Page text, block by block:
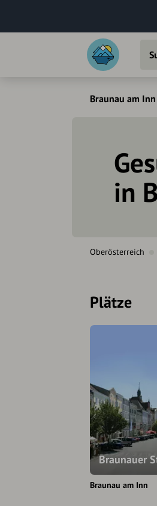
Braunau am Inn
in
Oberösterreich
Plätze
Braunauer
Braunau am Inn